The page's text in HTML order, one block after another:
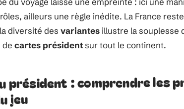
ailleurs une règle inédite. La France
diversité des variantes illustre la souplesse
de cartes présidentsur tout le continent.
président : comprendre les
jeu